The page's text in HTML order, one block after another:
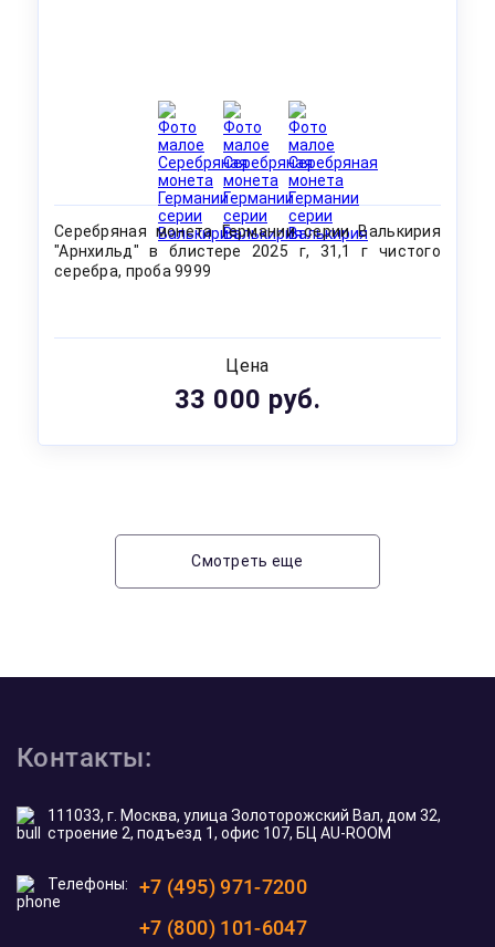
Серебряная монета Германии серии Валькирия
"Арнхильд" в блистере 2025 г, 31,1 г чистого
серебра, проба 9999
Цена
33 000 руб.
Смотреть еще
Контакты:
111033, г. Москва, улица Золоторожский Вал, дом 32,
строение 2, подъезд 1, офис 107, БЦ AU-ROOM
Телефоны:
+7 (495) 971-7200
+7 (800) 101-6047